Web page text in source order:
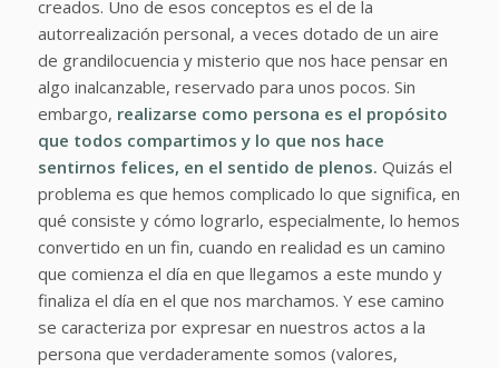
creados. Uno de esos conceptos es el de la
autorrealización personal, a veces dotado de un aire
de grandilocuencia y misterio que nos hace pensar en
algo inalcanzable, reservado para unos pocos. Sin
embargo, realizarse como persona es el propósito
que todos compartimos y lo que nos hace
sentirnos felices, en el sentido de plenos. Quizás el
problema es que hemos complicado lo que significa, en
qué consiste y cómo lograrlo, especialmente, lo hemos
convertido en un fin, cuando en realidad es un camino
que comienza el día en que llegamos a este mundo y
finaliza el día en el que nos marchamos. Y ese camino
se caracteriza por expresar en nuestros actos a la
persona que verdaderamente somos (valores,